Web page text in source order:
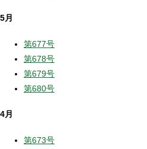
5月
第677号
第678号
第679号
第680号
4月
第673号